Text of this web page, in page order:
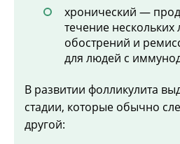
хронический —
течение
обострений и
для людей с
В развитии фолликулита
стадии, которые обычно
другой: